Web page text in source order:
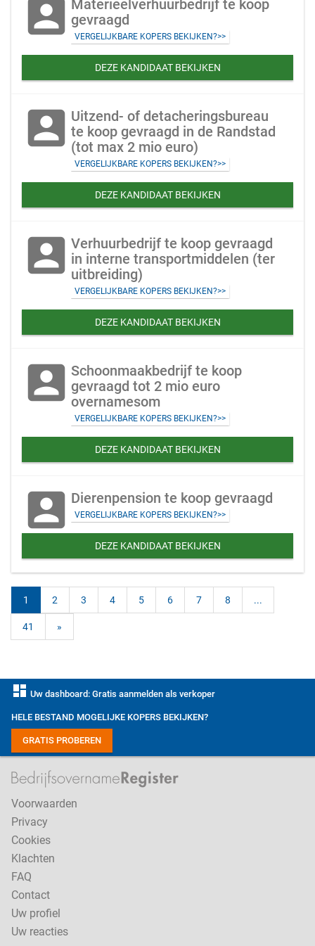
account_box Materieelverhuurbedrijf te koop
gevraagd
VERGELIJKBARE KOPERS BEKIJKEN?>>
DEZE KANDIDAAT BEKIJKEN
account_box Uitzend- of detacheringsbureau
te koop gevraagd in de Randstad
(tot max 2 mio euro)
VERGELIJKBARE KOPERS BEKIJKEN?>>
DEZE KANDIDAAT BEKIJKEN
account_box Verhuurbedrijf te koop gevraagd
in interne transportmiddelen (ter
uitbreiding)
VERGELIJKBARE KOPERS BEKIJKEN?>>
DEZE KANDIDAAT BEKIJKEN
account_box Schoonmaakbedrijf te koop
gevraagd tot 2 mio euro
overnamesom
VERGELIJKBARE KOPERS BEKIJKEN?>>
DEZE KANDIDAAT BEKIJKEN
account_box Dierenpension te koop gevraagd
VERGELIJKBARE KOPERS BEKIJKEN?>>
DEZE KANDIDAAT BEKIJKEN
1 2 3 4 5 6 7 8 ...
41 »
dashboard Uw dashboard: Gratis aanmelden als verkoper
HELE BESTAND MOGELIJKE KOPERS BEKIJKEN?
GRATIS PROBEREN
Voorwaarden
Privacy
Cookies
Klachten
FAQ
Contact
Uw profiel
Uw reacties